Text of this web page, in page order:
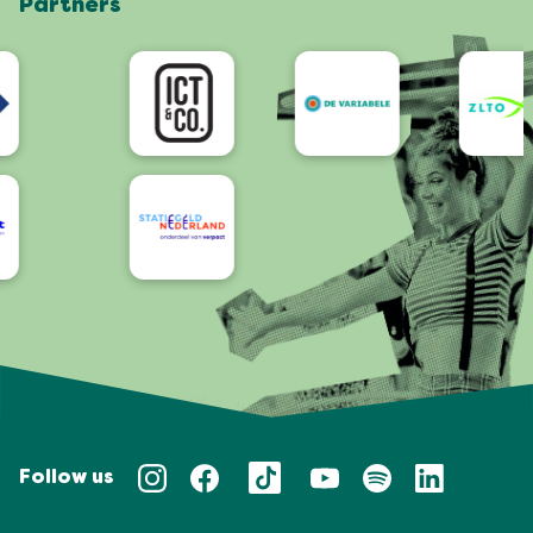
App
Bereikbaarheid/Toegankelijkheid
Partners
Follow us